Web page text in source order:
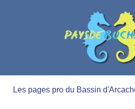
Les pages pro du Bassin